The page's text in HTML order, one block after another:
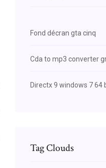
Fond décran gta cinq
Cda to mp3 converter
Directx 9 windows 7
Tag Clouds